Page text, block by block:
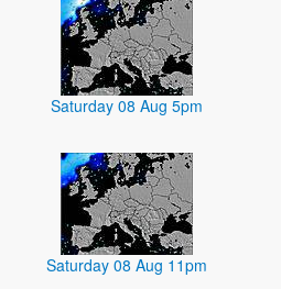
Saturday 08 Aug 5pm
Saturday 08 Aug 11pm